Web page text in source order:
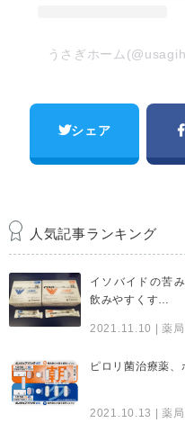
うさぎホーム
シェア
人気記事ランキング
イソバイドの苦
飲みやすくす…
2021.11.10 | 薬
ピロリ菌治療薬、
2021.10.13 | 薬